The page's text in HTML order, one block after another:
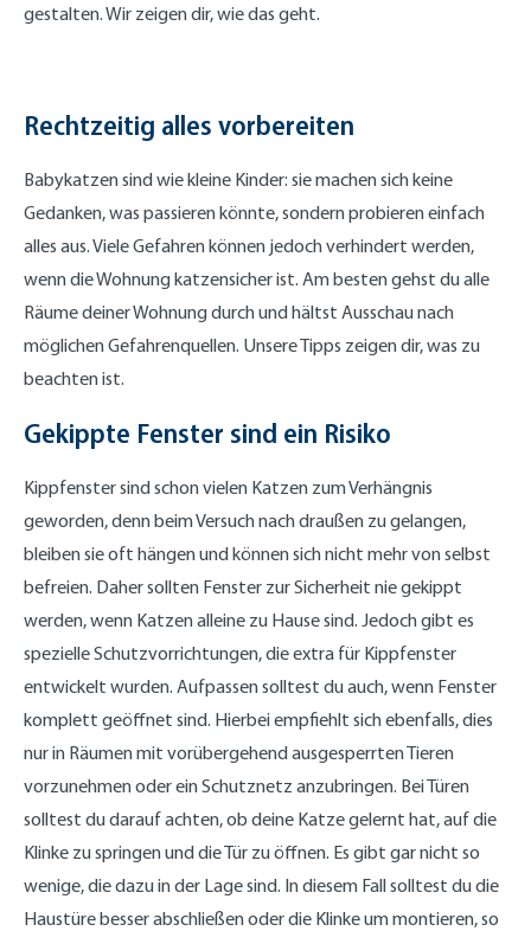
gestalten. Wir zeigen dir, wie das geht.
Rechtzeitig alles vorbereiten
Babykatzen sind wie kleine Kinder: sie machen sich keine
Gedanken, was passieren könnte, sondern probieren einfach
alles aus. Viele Gefahren können jedoch verhindert werden,
wenn die Wohnung katzensicher ist. Am besten gehst du alle
Räume deiner Wohnung durch und hältst Ausschau nach
möglichen Gefahrenquellen. Unsere Tipps zeigen dir, was zu
beachten ist.
Gekippte Fenster sind ein Risiko
Kippfenster sind schon vielen Katzen zum Verhängnis
geworden, denn beim Versuch nach draußen zu gelangen,
bleiben sie oft hängen und können sich nicht mehr von selbst
befreien. Daher sollten Fenster zur Sicherheit nie gekippt
werden, wenn Katzen alleine zu Hause sind. Jedoch gibt es
spezielle Schutzvorrichtungen, die extra für Kippfenster
entwickelt wurden. Aufpassen solltest du auch, wenn Fenster
komplett geöffnet sind. Hierbei empfiehlt sich ebenfalls, dies
nur in Räumen mit vorübergehend ausgesperrten Tieren
vorzunehmen oder ein Schutznetz anzubringen. Bei Türen
solltest du darauf achten, ob deine Katze gelernt hat, auf die
Klinke zu springen und die Tür zu öffnen. Es gibt gar nicht so
wenige, die dazu in der Lage sind. In diesem Fall solltest du die
Haustüre besser abschließen oder die Klinke um montieren, so